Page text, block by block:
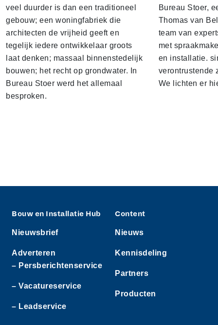
veel duurder is dan een traditioneel
gebouw; een woningfabriek die
architecten de vrijheid geeft en
tegelijk iedere ontwikkelaar groots
laat denken; massaal binnenstedelijk
bouwen; het recht op grondwater. In
Bureau Stoer werd het allemaal
besproken.
Bureau Stoer,
Thomas van
team van
met
en installatie.
verontrustende
We lichten er
Bouw en Installatie Hub
Nieuwsbrief
Adverteren
– Persberichtenservice
– Vacatureservice
– Leadservice
Content
Nieuws
Kennisdeling
Partners
Producten